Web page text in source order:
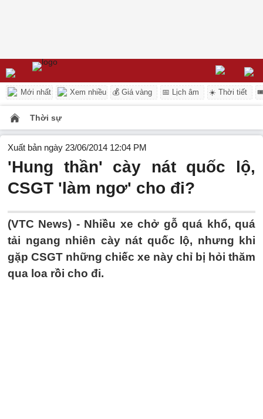
Mới nhất Xem nhiều 💰 Giá vàng 📅 Lịch âm ☀️ Thời tiết
Thời sự
Xuất bản ngày 23/06/2014 12:04 PM
'Hung thần' cày nát quốc lộ,
CSGT 'làm ngơ' cho đi?
(VTC News) - Nhiều xe chở gỗ quá khổ, quá
tải ngang nhiên cày nát quốc lộ, nhưng khi
gặp CSGT những chiếc xe này chỉ bị hỏi thăm
qua loa rồi cho đi.